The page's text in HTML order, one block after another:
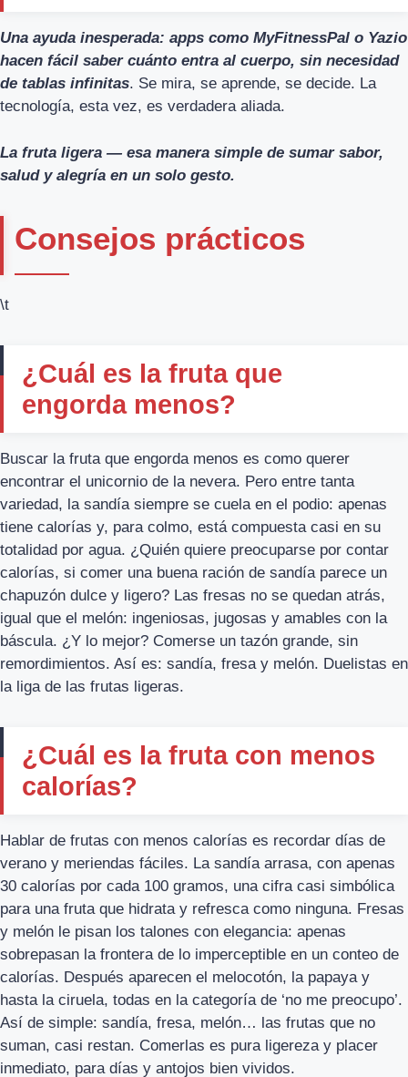
Una ayuda inesperada: apps como MyFitnessPal o Yazio
hacen fácil saber cuánto entra al cuerpo, sin necesidad
de tablas infinitas. Se mira, se aprende, se decide. La
tecnología, esta vez, es verdadera aliada.
La fruta ligera — esa manera simple de sumar sabor,
salud y alegría en un solo gesto.
Consejos prácticos
\t
¿Cuál es la fruta que
engorda menos?
Buscar la fruta que engorda menos es como querer
encontrar el unicornio de la nevera. Pero entre tanta
variedad, la sandía siempre se cuela en el podio: apenas
tiene calorías y, para colmo, está compuesta casi en su
totalidad por agua. ¿Quién quiere preocuparse por contar
calorías, si comer una buena ración de sandía parece un
chapuzón dulce y ligero? Las fresas no se quedan atrás,
igual que el melón: ingeniosas, jugosas y amables con la
báscula. ¿Y lo mejor? Comerse un tazón grande, sin
remordimientos. Así es: sandía, fresa y melón. Duelistas en
la liga de las frutas ligeras.
¿Cuál es la fruta con menos
calorías?
Hablar de frutas con menos calorías es recordar días de
verano y meriendas fáciles. La sandía arrasa, con apenas
30 calorías por cada 100 gramos, una cifra casi simbólica
para una fruta que hidrata y refresca como ninguna. Fresas
y melón le pisan los talones con elegancia: apenas
sobrepasan la frontera de lo imperceptible en un conteo de
calorías. Después aparecen el melocotón, la papaya y
hasta la ciruela, todas en la categoría de ‘no me preocupo’.
Así de simple: sandía, fresa, melón… las frutas que no
suman, casi restan. Comerlas es pura ligereza y placer
inmediato, para días y antojos bien vividos.